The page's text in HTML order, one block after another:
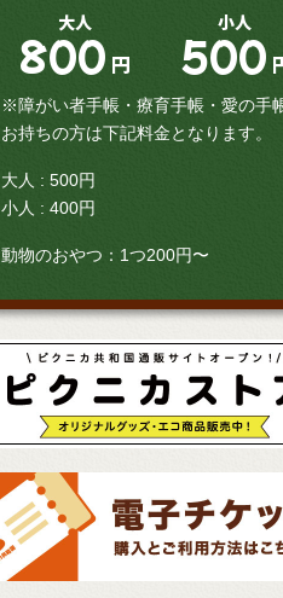
大人
800 円
小人
500
※障がい者手帳・療育手帳・愛の手
お持ちの方は下記料金となります。
大人 : 500円
小人 : 400円
動物のおやつ：1つ200円〜